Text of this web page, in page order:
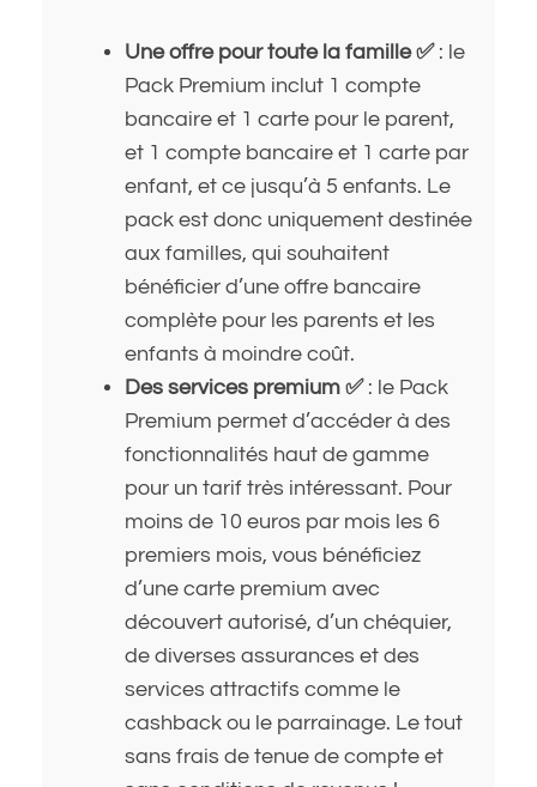
Une offre pour toute la famille ✅ : le
Pack Premium inclut 1 compte
bancaire et 1 carte pour le parent,
et 1 compte bancaire et 1 carte par
enfant, et ce jusqu’à 5 enfants. Le
pack est donc uniquement destinée
aux familles, qui souhaitent
bénéficier d’une offre bancaire
complète pour les parents et les
enfants à moindre coût.
Des services premium ✅: le Pack
Premium permet d’accéder à des
fonctionnalités haut de gamme
pour un tarif très intéressant. Pour
moins de 10 euros par mois les 6
premiers mois, vous bénéficiez
d’une carte premium avec
découvert autorisé, d’un chéquier,
de diverses assurances et des
services attractifs comme le
cashback ou le parrainage. Le tout
sans frais de tenue de compte et